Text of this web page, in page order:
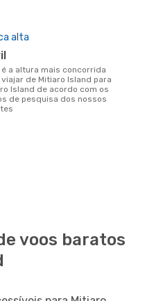
alta
viajar de Mitiaro Island para
Island de acordo com os
de pesquisa dos nossos
voos baratos